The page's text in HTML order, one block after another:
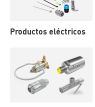
Productos eléctricos